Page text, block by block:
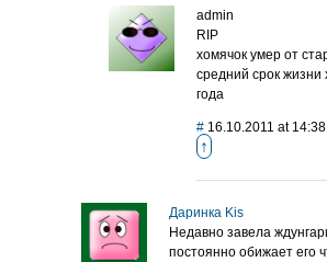
admin
RIP
хомячок умер от
средний срок жизни
года
# 16.10.2011 at 14:38
↑
Даринка Kis
Недавно завела
постоянно обижает его